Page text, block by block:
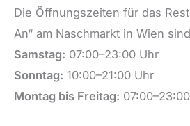
Die Öffnungszeiten für das
An“ am Naschmarkt in Wien
Samstag: 07:00–23:00 Uhr
Sonntag: 10:00–21:00 Uhr
Montag bis Freitag: